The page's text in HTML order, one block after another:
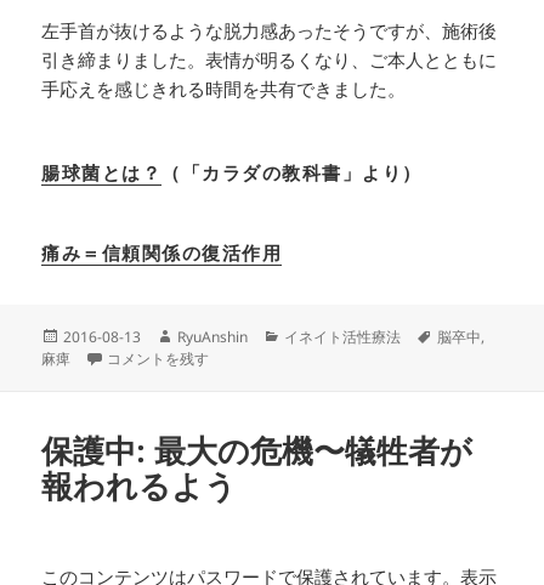
左手首が抜けるような脱力感あったそうですが、施術後
引き締まりました。表情が明るくなり、ご本人とともに
手応えを感じきれる時間を共有できました。
腸球菌とは？ （「カラダの教科書」より）
痛み＝信頼関係の復活作用
投
稿
2016-08-13
作
成
RyuAnshin
カ
イネイト活性療法
タ
脳卒中,
麻痺
脳卒中による右半身麻痺〜７th に
コメントを残す
保護中: 最大の危機〜犠牲者が
報われるよう
このコンテンツはパスワードで保護されています。表示